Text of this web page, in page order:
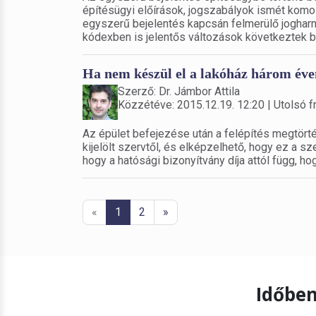
építésügyi előírások, jogszabályok ismét
egyszerű bejelentés kapcsán felmerülő
kódexben is jelentős változások következtek
Ha nem készül el a lakóház három
Szerző: Dr. Jámbor Attila
Közzétéve: 2015.12.19. 12:20 | Utolsó
Az épület befejezése után a felépítés
kijelölt szervtől, és elképzelhető, hogy ez a
hogy a hatósági bizonyítvány díja attól függ,
« 1 2 »